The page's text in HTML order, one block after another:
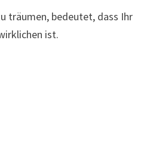
träumen, bedeutet, dass Ihr
ist.